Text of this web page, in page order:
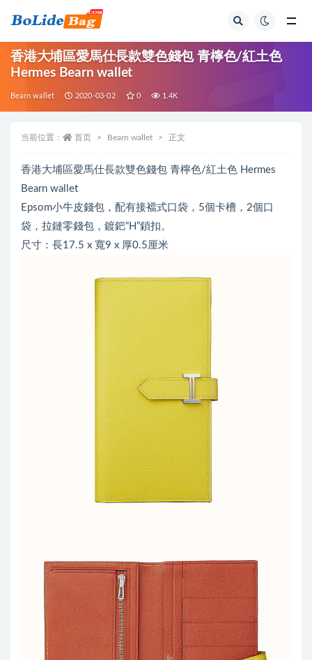
香港大埔區愛馬仕長款雙色錢包 青檸色/紅土色
Hermes Bearn wallet
Bearn wallet 2020-03-02 0 1.4K
当前位置： 首页 Bearn wallet 正文
香港大埔區愛馬仕長款雙色錢包 青檸色/紅土色 Hermes
Bearn wallet
Epsom小牛皮錢包，配有接襠式口袋，5個卡槽，2個口
袋，拉鏈零錢包，鍍鈀“H”鎖扣。
尺寸：長17.5 x 寬9 x 厚0.5厘米